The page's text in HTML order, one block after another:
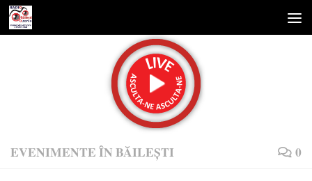
Skip to content
EVENIMENTE ÎN BĂILEȘTI 0